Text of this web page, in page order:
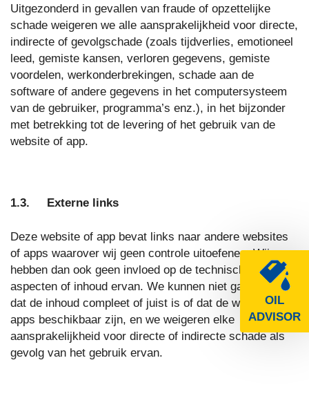
OIL
ADVISOR
Uitgezonderd in gevallen van fraude of opzettelijke
schade weigeren we alle aansprakelijkheid voor directe,
indirecte of gevolgschade (zoals tijdverlies, emotioneel
leed, gemiste kansen, verloren gegevens, gemiste
voordelen, werkonderbrekingen, schade aan de
software of andere gegevens in het computersysteem
van de gebruiker, programma’s enz.), in het bijzonder
met betrekking tot de levering of het gebruik van de
website of app.
1.3. Externe links
Deze website of app bevat links naar andere websites
of apps waarover wij geen controle uitoefenen. Wij
hebben dan ook geen invloed op de technische
aspecten of inhoud ervan. We kunnen niet garanderen
dat de inhoud compleet of juist is of dat de websites of
apps beschikbaar zijn, en we weigeren elke
aansprakelijkheid voor directe of indirecte schade als
gevolg van het gebruik ervan.